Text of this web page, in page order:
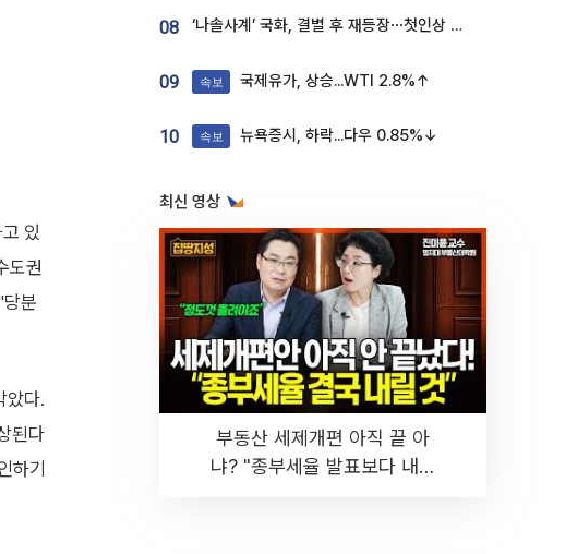
있
도권
분
았다.
된다
하기
08 ‘나솔사계’ 국화, 결별 후 재등장⋯첫인상 투표 휩쓸고 ‘인기녀’ 등극
09 속보 국제유가, 상승...WTI 2.8%↑
10 속보 뉴욕증시, 하락...다우 0.85%↓
최신 영상
부동산 세제개편 아직 끝 아
냐? "종부세율 발표보다 내릴